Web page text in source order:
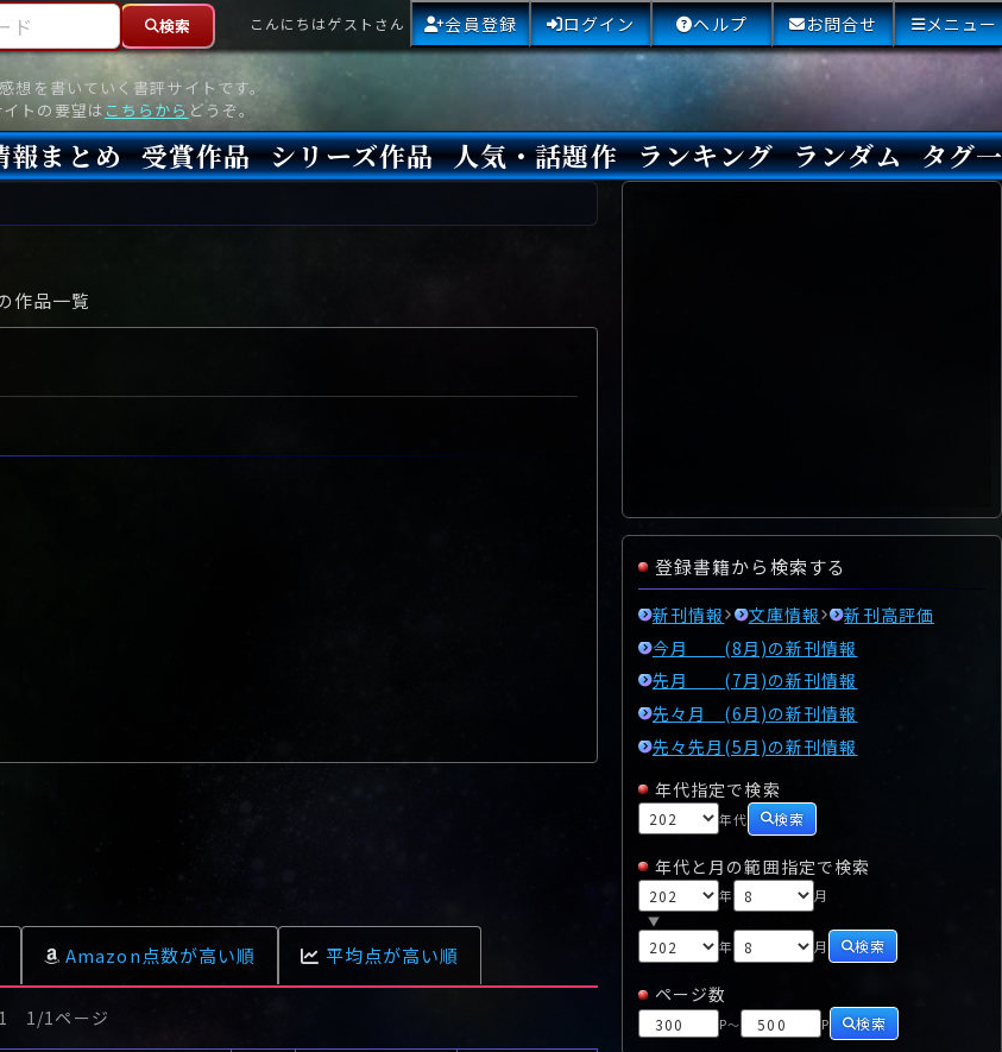
想を書いていく書評サイトです。
トの要望は こちらから どうぞ。
検索 こんにちはゲストさん 会員登録 ログイン ヘルプ お問合せ メニュー
報まとめ 受賞作品 シリーズ作品 人気・話題作 ランキング ランダム タグ
作品一覧
Amazon点数が高い順 平均点が高い順
1/1ページ
登録書籍から検索する
新刊情報 文庫情報
新刊高評価
今月 (8月)の新刊情報
先月 (7月)の新刊情報
先々月 (6月)の新刊情報
先々先月(5月)の新刊情報
年代指定で検索
年代 検索
年代と月の範囲指定で検索
年 月
▼
年 月 検索
ページ数
P～ P 検索